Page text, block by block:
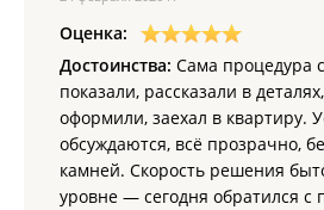
Оценка:
Достоинства: Сама процедура
показали, рассказали в
оформили, заехал в квартиру.
обсуждаются, всё прозрачно,
камней. Скорость решения
уровне — сегодня обратился с